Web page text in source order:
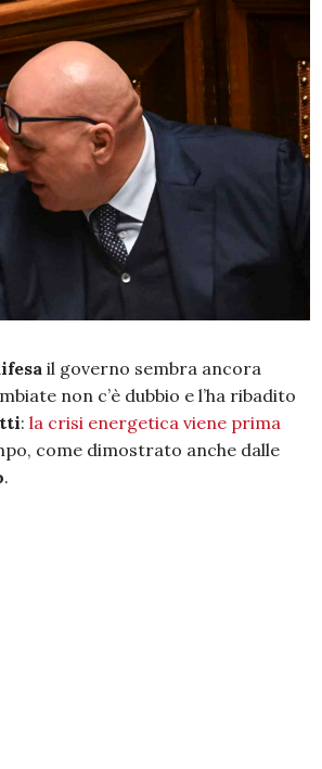
il governo sembra ancora
non c’è dubbio e l’ha ribadito
: la crisi energetica viene prima
come dimostrato anche dalle
.